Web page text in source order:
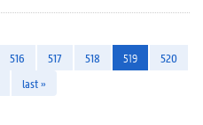
516 517 518 519
520
last »